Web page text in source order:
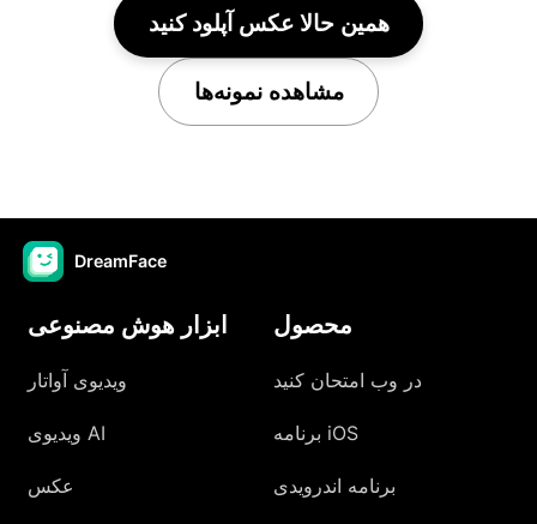
همین حالا عکس آپلود کنید
مشاهده نمونه‌ها
DreamFace
ابزار هوش مصنوعی
ویدیوی آواتار
ویدیوی AI
عکس
محصول
در وب امتحان کنید
برنامه iOS
برنامه اندرویدی